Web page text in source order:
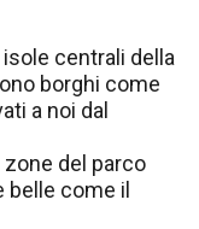
centrali della
borghi come
a noi dal
del parco
come il